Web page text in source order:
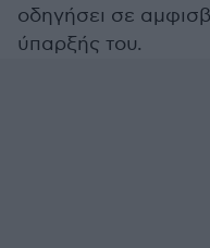
οδηγήσει σε
ύπαρξής του.